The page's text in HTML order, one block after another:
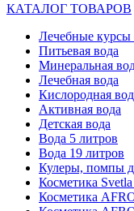
КАТАЛОГ ТОВАРОВ
Лечебные курсы
Питьевая вода
Минеральная
Лечебная вода
Кислородная
Активная вода
Детская вода
Вода 5 литров
Вода 19 литров
Кулеры, помпы
Косметика
Косметика